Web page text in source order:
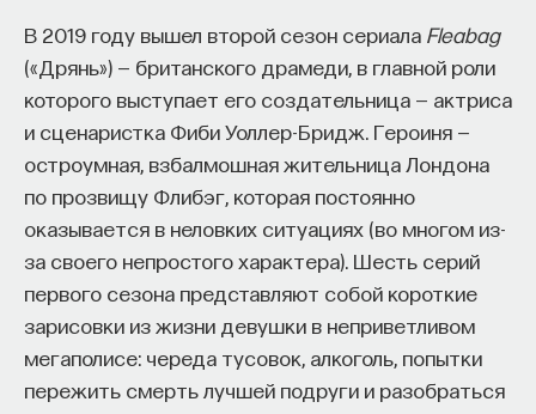
В 2019 году вышел второй сезон сериала Fleabag
(«Дрянь») — британского драмеди, в главной роли
которого выступает его создательница — актриса
и сценаристка Фиби Уоллер-Бридж. Героиня —
остроумная, взбалмошная жительница Лондона
по прозвищу Флибэг, которая постоянно
оказывается в неловких ситуациях (во многом из-
за своего непростого характера). Шесть серий
первого сезона представляют собой короткие
зарисовки из жизни девушки в неприветливом
мегаполисе: череда тусовок, алкоголь, попытки
пережить смерть лучшей подруги и разобраться
Заполнить анкету кандидата
Посмотреть текущие вакансии
Образование работает дольше,
чем кажется
«Тема кажется простой: мы определяем цели,
движемся к ним — и дальше все должно
работать. Но в реальности с целеполаганием все
намного сложнее. Проблема не только
во временном разрыве, когда результат должен
проявиться через несколько лет. Ключевой